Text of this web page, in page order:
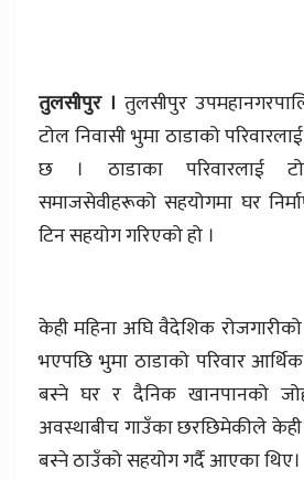
तुलसीपुर ।तुलसीपुर
टोल निवासी भुमा ठाडाको
छ । ठाडाका परिवारलाई
समाजसेवीहरूको सहयोगमा घर
टिन सहयोग गरिएको हो ।
केही महिना अघि वैदेशिक रोजगारीको
भएपछि भुमा ठाडाको परिवार
बस्ने घर र दैनिक खानपानको
अवस्थाबीच गाउँका छरछिमेकीले
बस्ने ठाउँको सहयोग गर्दै आएका थिए।